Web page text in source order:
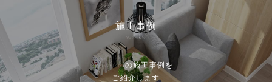
施工事例
works
iiwoodの施工事例を
ご紹介します